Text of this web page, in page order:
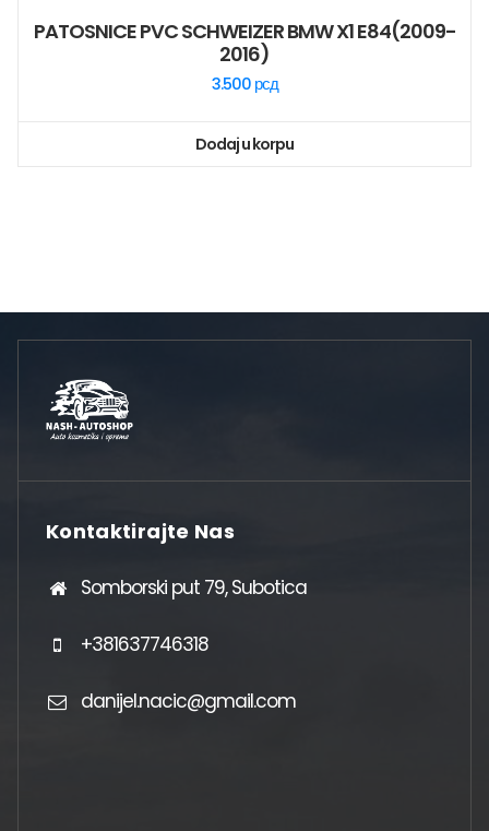
PATOSNICE PVC SCHWEIZER BMW X1 E84(2009-
2016)
3.500 рсд
Dodaj u korpu
Kontaktirajte Nas
Somborski put 79, Subotica
+381637746318
danijel.nacic@gmail.com